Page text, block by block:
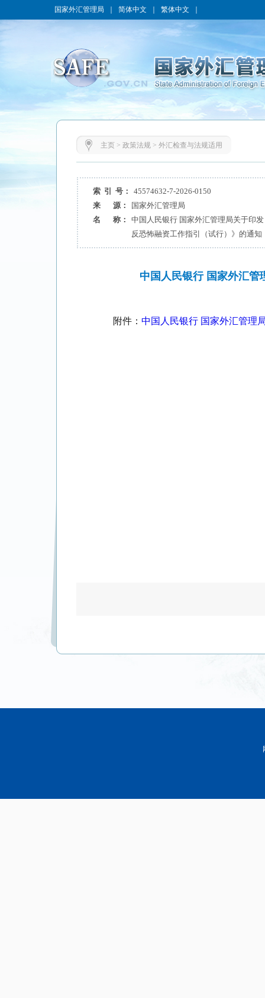
国家外汇管理局 简体中文 繁体中文
主页> 政策法规> 外汇检查与法规适用
索 引 号：
45574632-7-2026-0150
来 源：
国家外汇管理局
名 称：
中国人民银行 国家外汇管理局关于印
反恐怖融资工作指引（试行）》的通知
中国人民银行 国家外汇管
附件： 中国人民银行 国家外汇管理